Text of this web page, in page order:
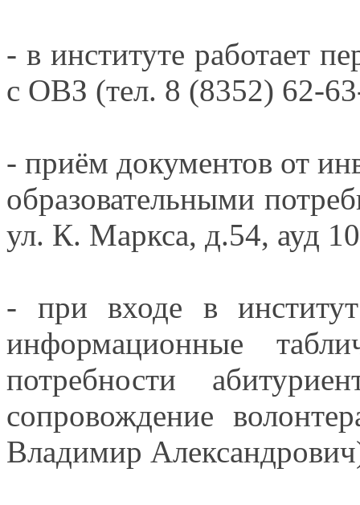
-в институте работает
с ОВЗ (тел. 8 (8352) 62-
- приём документов от
образовательными
ул. К. Маркса, д.54, ауд
- при входе в институт
информационные
потребности
сопровождение
Владимир